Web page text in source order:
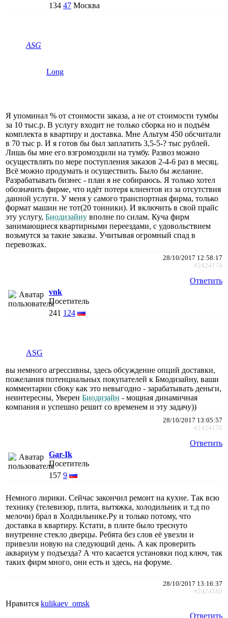
134 47 Москва
АSG
Long
Я упоминал % от стоимости заказа, а не от стоимости тумбы
за 10 тыс.р. В услугу входит не только сборка но и подъём
комплекта в квартиру и доставка. Мне Альтум 450 обсчитали
в 70 тыс р. И я готов бы был заплатить 3,5-5-? тыс рублей.
Лишь бы мне его взгромоздили на тумбу. Развоз можно
осуществлять по мере поступления заказов 2-4-6 раз в месяц.
Всё можно продумать и осуществить. Было бы желание.
Разрабатывать бизнес - план я не собираюсь. Я только хотел
обозначить фирме, что идёт потеря клиентов из за отсутствия
данной услуги. У меня у самого транспортная фирма, только
формат машин не тот(20 тонники). И включить в свой прайс
эту услугу, Биодизайну вполне по силам. Куча фирм
занимающиеся квартирными переездами, с удовольствием
возьмутся за такие заказы. Учитывая огромный спад в
перевозках.
28/10/2017 12:58:17
#2424174
Ответить
vnk
Посетитель
241 124
АSG
вы немного агрессивны, здесь обсуждение опций доставки,
пожелания потенциальных покупателей к Бмодизайну, ваши
комментарии сбоку как это невыгодно - зарабатывать деньги,
неинтересны, Уверен Биодизайн - мощная динамичная
компания и успешно решит со временем и эту задачу))
28/10/2017 13:05:57
#2424176
Ответить
Gar-Ik
Посетитель
157 9
Немного лирики. Сейчас закончил ремонт на кухне. Так всю
технику (телевизор, плита, вытяжка, холодильник и т.д по
мелочи) брал в Холдильнике.Ру и только потому, что
доставка в квартиру. Кстати, в плите было треснуто
внутренне стекло дверцы. Ребята без слов её увезли и
привезли новую на следующий день. А как проверить
аквариум у подъезда? А что касается установки под ключ, так
таких фирм много, они есть и здесь, на форуме.
28/10/2017 13:16:37
#2424180
Нравится kulikaev_omsk
Ответить